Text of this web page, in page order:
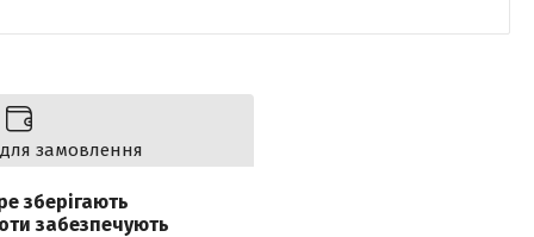
замовлення
зберігають
забезпечують